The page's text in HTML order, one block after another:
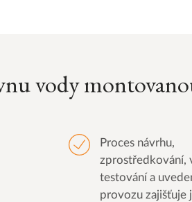
vody
Proces návrhu,
zprostředkování,
testování a
provozu zajišťuje